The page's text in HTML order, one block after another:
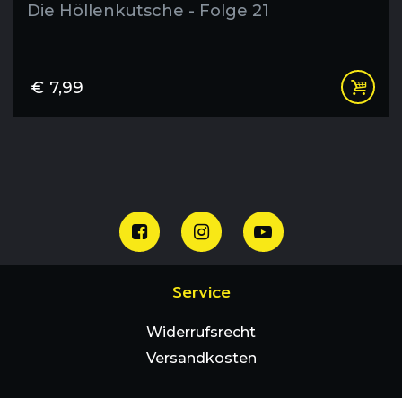
Die Höllenkutsche - Folge 21
€ 7,99
Service
Widerrufsrecht
Versandkosten